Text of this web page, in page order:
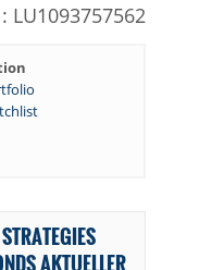
LU1093757562
AKTUELLER